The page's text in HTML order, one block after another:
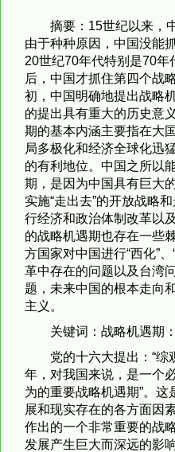
摘要：15世纪以来，
由于种种原因，中国没能
20世纪70年代特别是70年
后，中国才抓住第四个战
初，中国明确地提出战略
的提出具有重大的历史意
期的基本内涵主要指在大
局多极化和经济全球化迅
的有利地位。中国之所以
期，是因为中国具有巨大
实施“走出去”的开放战略
行经济和政治体制改革以
的战略机遇期也存在一些
方国家对中国进行“西化”
革中存在的问题以及台湾
题，未来中国的根本走向
主义。
关键词：战略机遇期
党的十六大提出：“
年，对我国来说，是一个
为的重要战略机遇期”。
展和现实存在的各方面因
作出的一个非常重要的战
发展产生巨大而深远的影